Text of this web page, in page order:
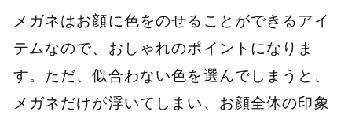
メガネはお顔に色をのせることができるアイ
テムなので、おしゃれのポイントになりま
す。ただ、似合わない色を選んでしまうと、
メガネだけが浮いてしまい、お顔全体の印象